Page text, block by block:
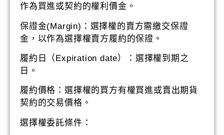
作為買進或契約的權利價金。
保證金(Margin)：選擇權的賣方需繳交保證
金，以作為選擇權賣方履約的保證。
履約日（Expiration date）：選擇權到期之
日。
履約價格：選擇權的買方有權買進或賣出期貨
契約的交易價格。
選擇權委託條件：